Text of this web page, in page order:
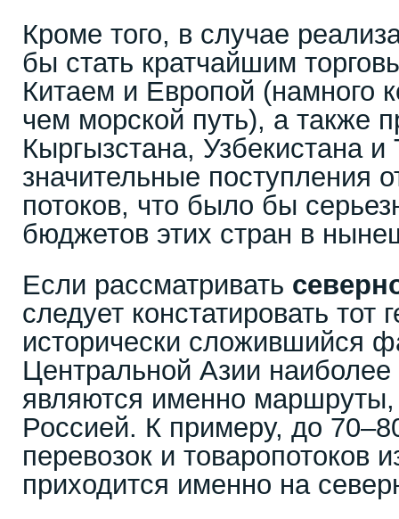
Кроме того, в случае
бы стать кратчайшим
Китаем и Европой (намного
чем морской путь), а также
Кыргызстана, Узбекистана и
значительные поступления
потоков, что было бы
бюджетов этих стран в
Если рассматривать
следует констатировать тот
исторически сложившийся
Центральной Азии
являются именно маршруты,
Россией. К примеру, до
перевозок и товаропотоков
приходится именно на